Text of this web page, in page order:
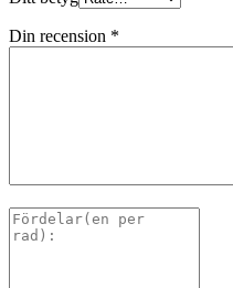
Din recension *